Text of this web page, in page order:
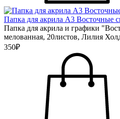
Папка для акрила А3 Восточные
Папка для акрила и графики
мелованная, 20листов, Лилия
350₽